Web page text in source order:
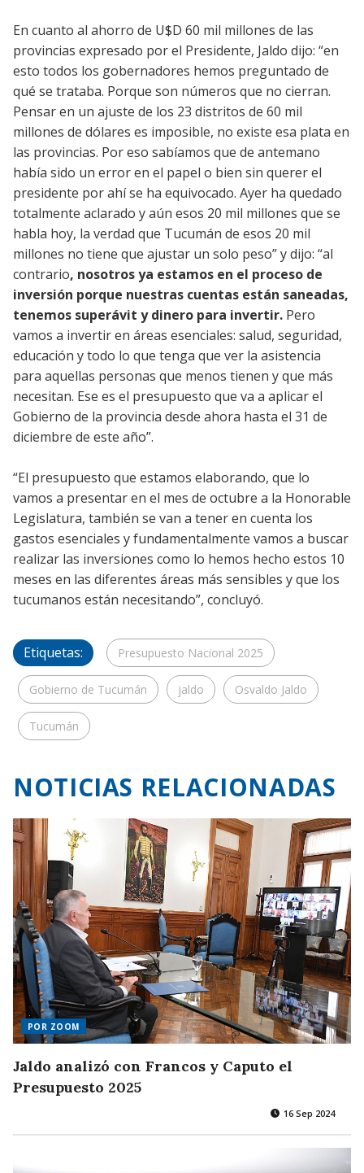
En cuanto al ahorro de U$D 60 mil millones de las
provincias expresado por el Presidente, Jaldo dijo: “en
esto todos los gobernadores hemos preguntado de
qué se trataba. Porque son números que no cierran.
Pensar en un ajuste de los 23 distritos de 60 mil
millones de dólares es imposible, no existe esa plata en
las provincias. Por eso sabíamos que de antemano
había sido un error en el papel o bien sin querer el
presidente por ahí se ha equivocado. Ayer ha quedado
totalmente aclarado y aún esos 20 mil millones que se
habla hoy, la verdad que Tucumán de esos 20 mil
millones no tiene que ajustar un solo peso” y dijo: “al
contrario, nosotros ya estamos en el proceso de
inversión porque nuestras cuentas están saneadas,
tenemos superávit y dinero para invertir. Pero
vamos a invertir en áreas esenciales: salud, seguridad,
educación y todo lo que tenga que ver la asistencia
para aquellas personas que menos tienen y que más
necesitan. Ese es el presupuesto que va a aplicar el
Gobierno de la provincia desde ahora hasta el 31 de
diciembre de este año”.
“El presupuesto que estamos elaborando, que lo
vamos a presentar en el mes de octubre a la Honorable
Legislatura, también se van a tener en cuenta los
gastos esenciales y fundamentalmente vamos a buscar
realizar las inversiones como lo hemos hecho estos 10
meses en las diferentes áreas más sensibles y que los
tucumanos están necesitando”, concluyó.
Etiquetas: Presupuesto Nacional 2025
Gobierno de Tucumán jaldo Osvaldo Jaldo
Tucumán
NOTICIAS RELACIONADAS
POR ZOOM
Jaldo analizó con Francos y Caputo el
Presupuesto 2025
16 Sep 2024